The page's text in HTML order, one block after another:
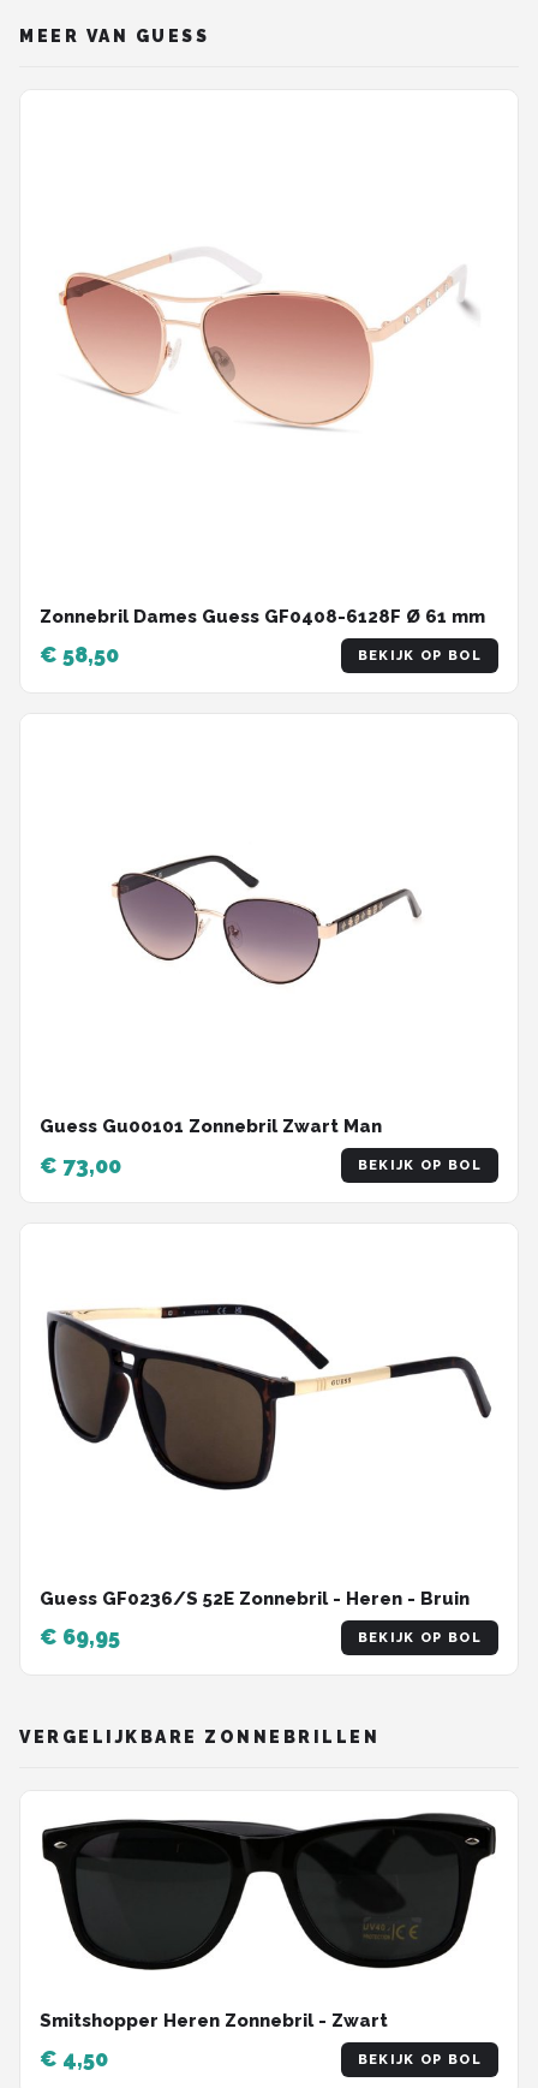
MEER VAN GUESS
Zonnebril Dames Guess GF0408-6128F Ø 61 mm
€ 58,50 BEKIJK OP BOL
Guess Gu00101 Zonnebril Zwart Man
€ 73,00 BEKIJK OP BOL
Guess GF0236/S 52E Zonnebril - Heren - Bruin
€ 69,95 BEKIJK OP BOL
VERGELIJKBARE ZONNEBRILLEN
Smitshopper Heren Zonnebril - Zwart
€ 4,50 BEKIJK OP BOL